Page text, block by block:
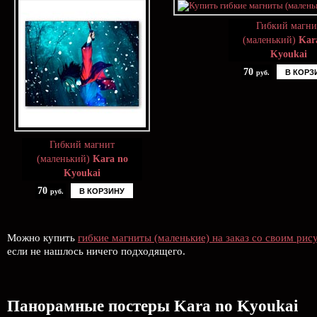
Гибкий магнит
(маленький) Kara no
Kyoukai
70 руб. В КОРЗИНУ
Гибкий
(маленький)
Kyoukai
70 руб. В
Можно купить гибкие магниты (маленькие) на заказ со своим
если не нашлось ничего подходящего.
Панорамные постеры Kara no Kyoukai